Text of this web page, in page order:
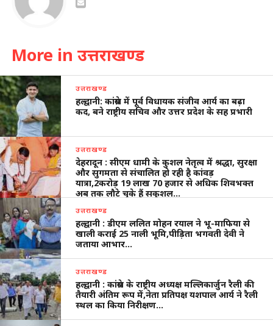
More in उत्तराखण्ड
उत्तराखण्ड
हल्द्वानी: कांग्रेस में पूर्व विधायक संजीव आर्य का बढ़ा
कद, बने राष्ट्रीय सचिव और उत्तर प्रदेश के सह प्रभारी
उत्तराखण्ड
देहरादून : सीएम धामी के कुशल नेतृत्व में श्रद्धा, सुरक्षा
और सुगमता से संचालित हो रही है कांवड़
यात्रा,2करोड़ 19 लाख 70 हजार से अधिक शिवभक्त
अब तक लौटे चुके हैं सकुशल…
उत्तराखण्ड
हल्द्वानी : डीएम ललित मोहन रयाल ने भू-माफिया से
खाली कराई 25 नाली भूमि,पीड़िता भगवती देवी ने
जताया आभार…
उत्तराखण्ड
हल्द्वानी : कांग्रेस के राष्ट्रीय अध्यक्ष मल्लिकार्जुन रैली की
तैयारी अंतिम रूप में,नेता प्रतिपक्ष यशपाल आर्य ने रैली
स्थल का किया निरीक्षण…